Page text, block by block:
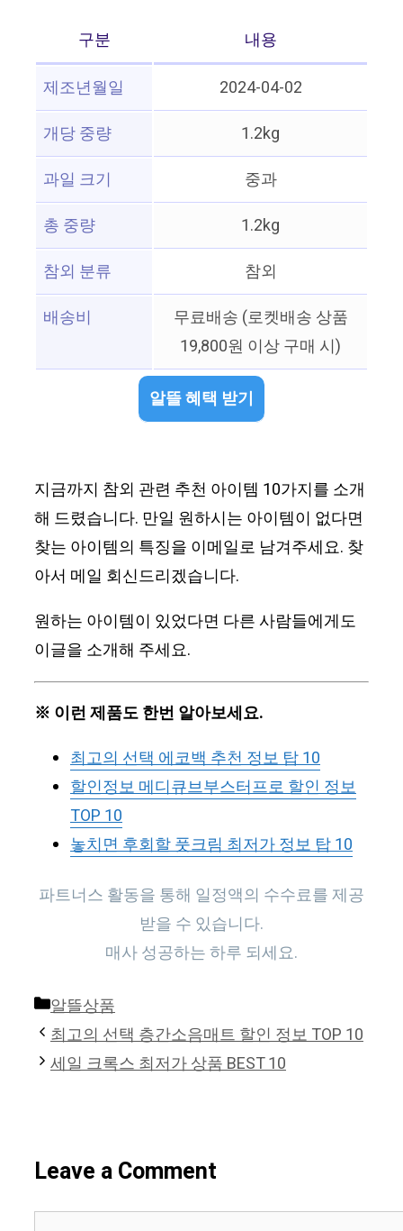
구분
내용
제조년월일
2024-04-02
개당 중량
1.2kg
과일 크기
중과
총 중량
1.2kg
참외 분류
참외
배송비
무료배송 (로켓배송 상품
19,800원 이상 구매 시)
알뜰 혜택 받기
지금까지 참외 관련 추천 아이템 10가지를 소개
해 드렸습니다. 만일 원하시는 아이템이 없다면
찾는 아이템의 특징을 이메일로 남겨주세요. 찾
아서 메일 회신드리겠습니다.
원하는 아이템이 있었다면 다른 사람들에게도
이글을 소개해 주세요.
※ 이런 제품도 한번 알아보세요.
최고의 선택 에코백 추천 정보 탑 10
할인정보 메디큐브부스터프로 할인 정보
TOP 10
놓치면 후회할 풋크림 최저가 정보 탑 10
파트너스 활동을 통해 일정액의 수수료를 제공
받을 수 있습니다.
매사 성공하는 하루 되세요.
Categories
알뜰상품
최고의 선택 층간소음매트 할인 정보 TOP 10
세일 크록스 최저가 상품 BEST 10
Leave a Comment